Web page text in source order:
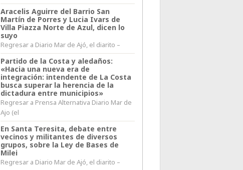
Aracelis Aguirre del Barrio San
Martín de Porres y Lucia Ivars de
Villa Piazza Norte de Azul, dicen lo
suyo
Regresar a Diario Mar de Ajó, el diarito –
Partido de la Costa y aledaños:
«Hacia una nueva era de
integración: intendente de La Costa
busca superar la herencia de la
dictadura entre municipios»
Regresar a Prensa Alternativa Diario Mar de
Ajo (el
En Santa Teresita, debate entre
vecinos y militantes de diversos
grupos, sobre la Ley de Bases de
Milei
Regresar a Diario Mar de Ajó, el diarito –